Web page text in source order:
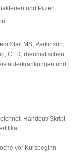
und Pilzen
Star, MS, Parkinson,
CED, rheumatischen
und
Handout/ Skript
vor Kursbeginn.